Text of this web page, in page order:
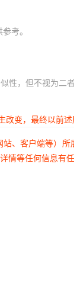
考。
，但不视为二
变，最终以前述
、客户端等）
等任何信息